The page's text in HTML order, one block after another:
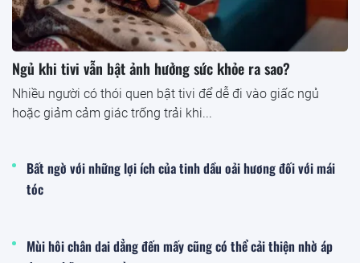
Ngủ khi tivi vẫn bật ảnh hưởng sức khỏe ra sao?
Nhiều người có thói quen bật tivi để dễ đi vào giấc ngủ
hoặc giảm cảm giác trống trải khi...
Bất ngờ với những lợi ích của tinh dầu oải hương đối với mái
tóc
Mùi hôi chân dai dẳng đến mấy cũng có thể cải thiện nhờ áp